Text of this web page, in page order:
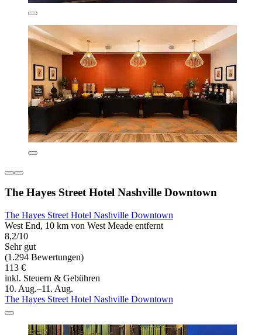
The Hayes Street Hotel Nashville Downtown
The Hayes Street Hotel Nashville Downtown
West End, 10 km von West Meade entfernt
8,2/10
Sehr gut
(1.294 Bewertungen)
113 €
inkl. Steuern & Gebühren
10. Aug.–11. Aug.
The Hayes Street Hotel Nashville Downtown